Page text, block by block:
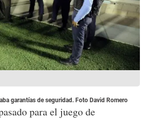
garantías de seguridad. Foto David Romero
para el juego de